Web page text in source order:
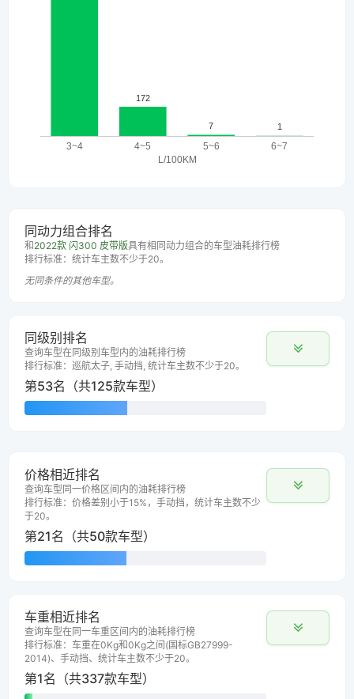
同动力组合排名
和 2022款 闪300 皮带版具有相同动力组合的车型油耗排行榜
排行标准：统计车主数不少于20。
无同条件的其他车型。
同级别排名
查询车型在同级别车型内的油耗排行榜
排行标准：巡航太子, 手动挡, 统计车主数不少于20。
第53名（共125款车型）
价格相近排名
查询车型同一价格区间内的油耗排行榜
排行标准：价格差别小于15%，手动挡，统计车主数不少
于20。
第21名（共50款车型）
车重相近排名
查询车型在同一车重区间内的油耗排行榜
排行标准：车重在0Kg和0Kg之间(国标GB27999-
2014)、手动挡、统计车主数不少于20。
第1名（共337款车型）